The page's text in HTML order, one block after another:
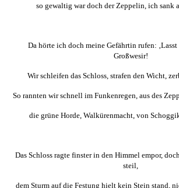
so gewaltig war doch der Zeppelin, ich sank
Da hörte ich doch meine Gefährtin rufen:
Großwesir!
Wir schleifen das Schloss, strafen den Wicht,
So rannten wir schnell im Funkenregen, aus des
die grüne Horde, Walkürenmacht, von
Das Schloss ragte finster in den Himmel empor,
steil,
dem Sturm auf die Festung hielt kein Stein stand,